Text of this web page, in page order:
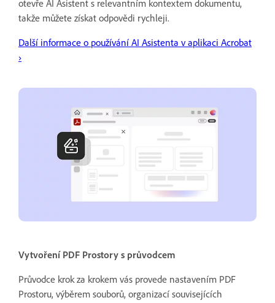
otevře AI Asistent s relevantním kontextem dokumentu,
takže můžete získat odpovědi rychleji.
Další informace o používání AI Asistenta v aplikaci Acrobat
›
Vytvoření PDF Prostory s průvodcem
Průvodce krok za krokem vás provede nastavením PDF
Prostoru, výběrem souborů, organizací souvisejících